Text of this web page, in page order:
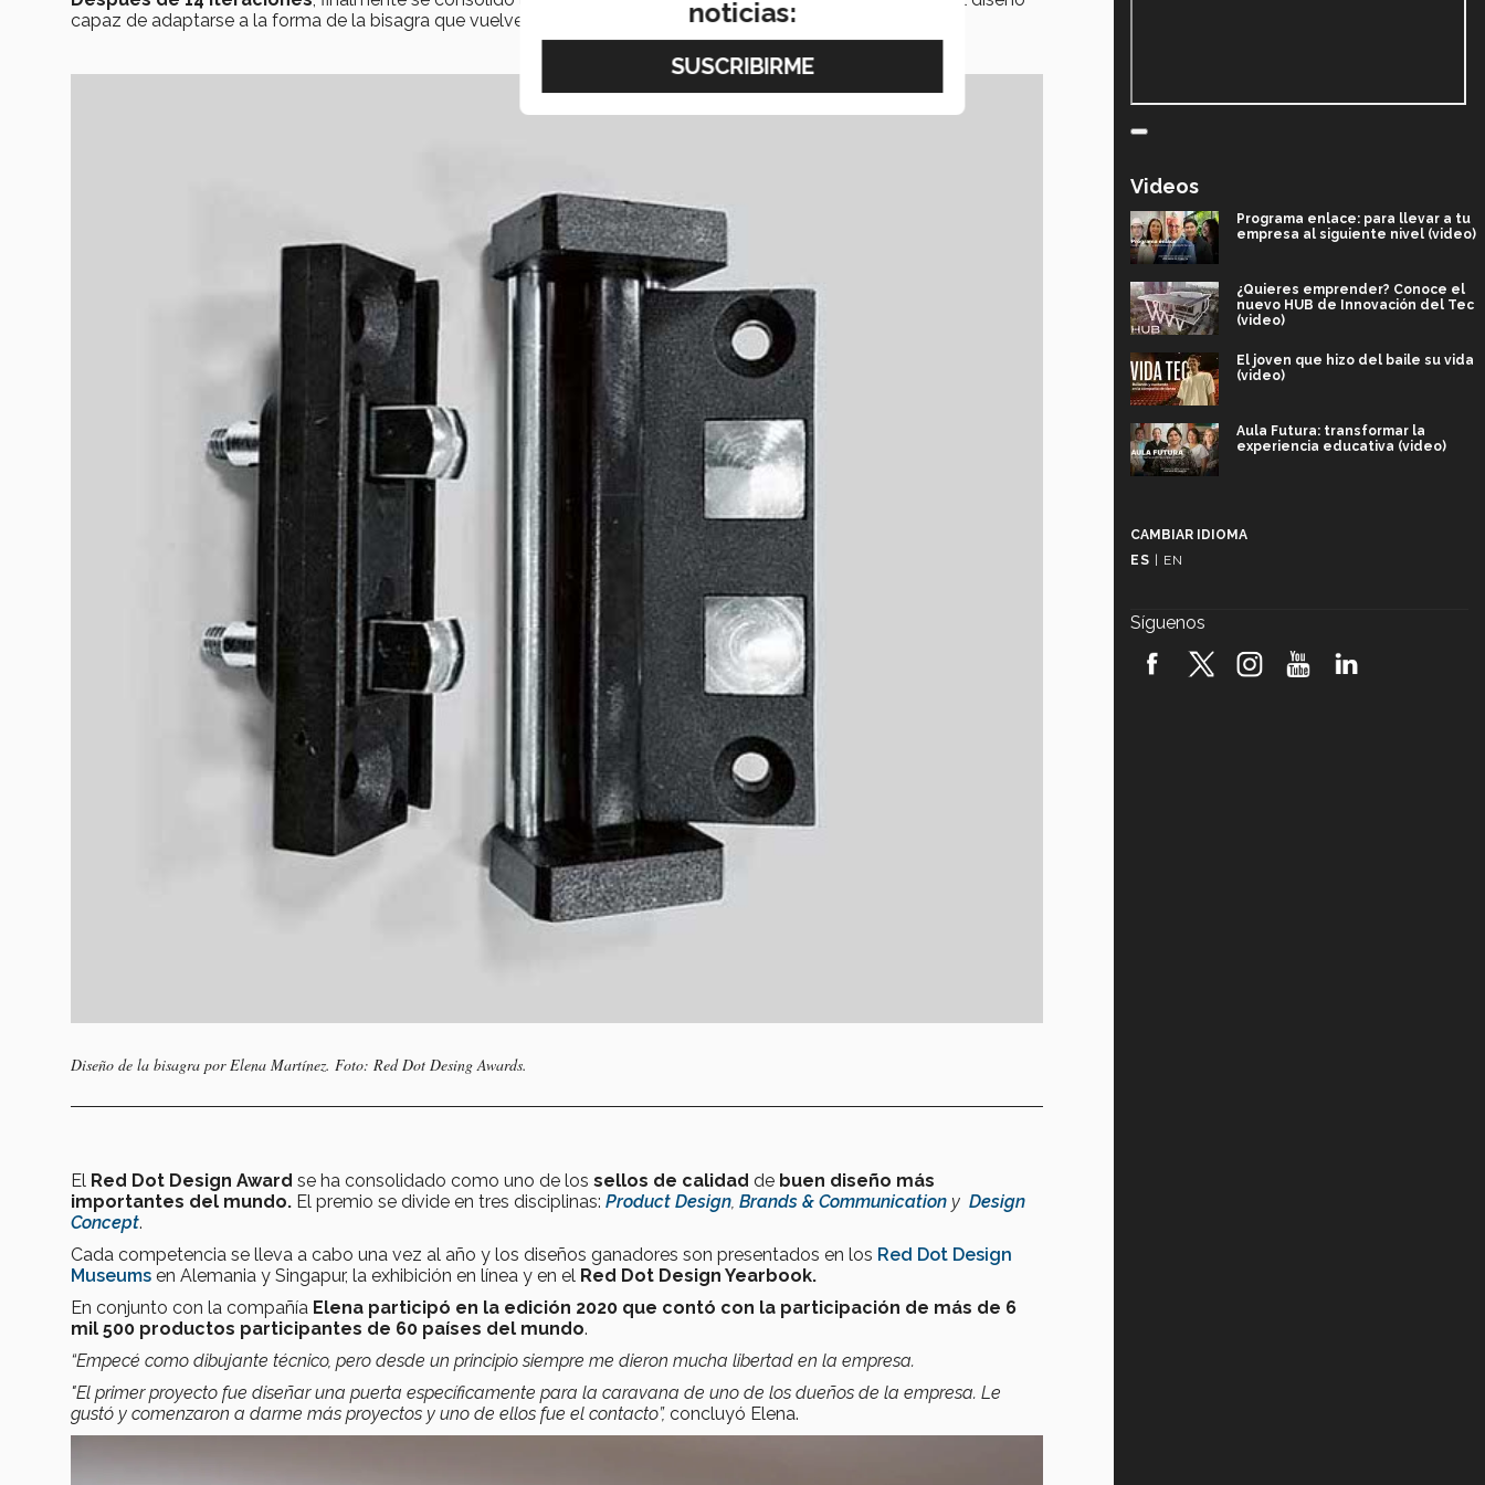
capaz de adaptarse a la forma de la bisagra que vuelve al contacto prácticamente imperceptible.
Diseño de la bisagra por Elena Martínez. Foto: Red Dot Desing Awards.
El Red Dot Design Award se ha consolidado como uno de los sellos de calidad de buen diseño más
importantes del mundo. El premio se divide en tres disciplinas: Product Design, Brands & Communication y Design
Concept.
Cada competencia se lleva a cabo una vez al año y los diseños ganadores son presentados en los Red Dot Design
Museums en Alemania y Singapur, la exhibición en línea y en el Red Dot Design Yearbook.
En conjunto con la compañía Elena participó en la edición 2020 que contó con la participación de más de 6
mil 500 productos participantes de 60 países del mundo.
“Empecé como dibujante técnico, pero desde un principio siempre me dieron mucha libertad en la empresa.
"El primer proyecto fue diseñar una puerta específicamente para la caravana de uno de los dueños de la empresa. Le
gustó y comenzaron a darme más proyectos y uno de ellos fue el contacto”, concluyó Elena.
Videos
Programa enlace: para llevar a tu
empresa al siguiente nivel (video)
¿Quieres emprender? Conoce el
nuevo HUB de Innovación del Tec
(video)
El joven que hizo del baile su vida
(video)
Aula Futura: transformar la
experiencia educativa (video)
robótica FIRST 2026! (video)
CAMBIAR IDIOMA
ES | EN
Síguenos
noticias: